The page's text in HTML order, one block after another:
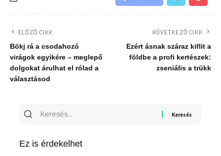
ELŐZŐ CIKK
Bökj rá a csodahozó
virágok egyikére – meglepő
dolgokat árulhat el rólad a
választásod
KÖVETKEZŐ CIKK
Ezért ásnak száraz kiflit a
földbe a profi kertészek:
zseniális a trükk
Keresés
Ez is érdekelhet